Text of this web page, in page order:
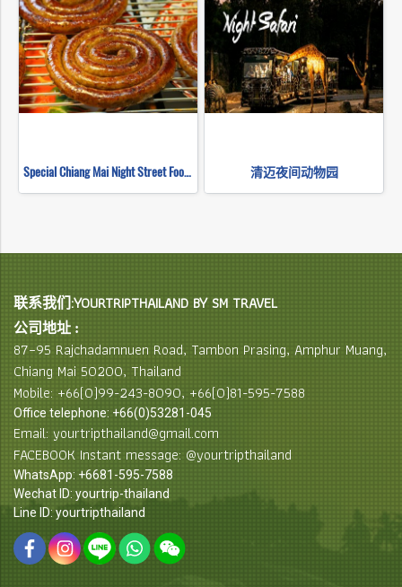
Special Chiang Mai Night Street Food Tour 清迈夜间动物园
联系我们:YOURTRIPTHAILAND BY SM TRAVEL
公司地址 :
87–95 Rajchadamnuen Road, Tambon Prasing, Amphur Muang,
Chiang Mai 50200, Thailand
Mobile: +66(0)99-243-8090, +66(0)81-595-7588
Office telephone: +66(0)53281-045
Email: yourtripthailand@gmail.com
FACEBOOK Instant message: @yourtripthailand
WhatsApp: +6681-595-7588
Wechat ID: yourtrip-thailand
Line ID: yourtripthailand